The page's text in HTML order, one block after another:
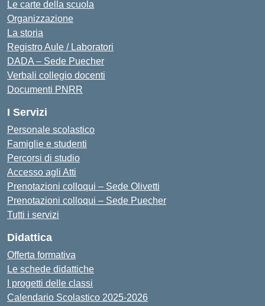
Le carte della scuola
Organizzazione
La storia
Registro Aule / Laboratori
DADA – Sede Puecher
Verbali collegio docenti
Documenti PNRR
I Servizi
Personale scolastico
Famiglie e studenti
Percorsi di studio
Accesso agli Atti
Prenotazioni colloqui – Sede Olivetti
Prenotazioni colloqui – Sede Puecher
Tutti i servizi
Didattica
Offerta formativa
Le schede didattiche
I progetti delle classi
Calendario Scolastico 2025-2026